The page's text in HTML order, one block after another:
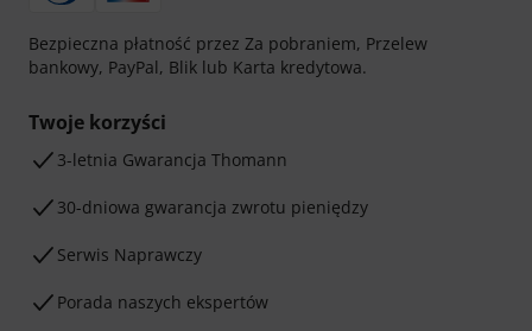
Bezpieczna płatność przez Za pobraniem, Przelew
bankowy, PayPal, Blik lub Karta kredytowa.
Twoje korzyści
3-letnia Gwarancja Thomann
30-dniowa gwarancja zwrotu pieniędzy
Serwis Naprawczy
Porada naszych ekspertów